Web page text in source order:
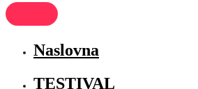
Naslovna
TESTIVAL